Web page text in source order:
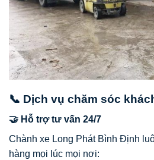
📞 Dịch vụ chăm sóc
🤝 Hỗ trợ tư vấn 24/7
Chành xe Long Phát Bình Định
hàng mọi lúc mọi nơi: